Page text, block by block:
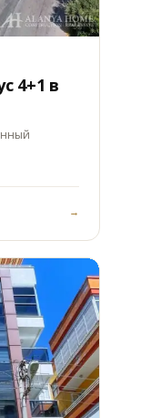
4+1 в
→